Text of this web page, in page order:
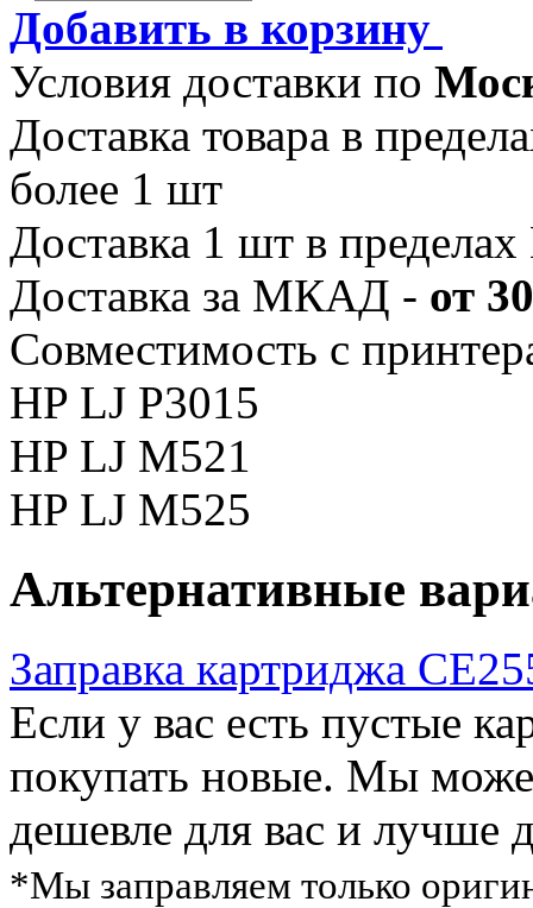
Добавить в корзину
Условия доставки по
Доставка товара в
более 1 шт
Доставка 1 шт в
Доставка за МКАД - от
Совместимость с
HP LJ P3015
HP LJ M521
HP LJ M525
Альтернативные
Заправка картриджа
Если у вас есть пустые
покупать новые. Мы
дешевле для вас и лучше
*Мы заправляем только